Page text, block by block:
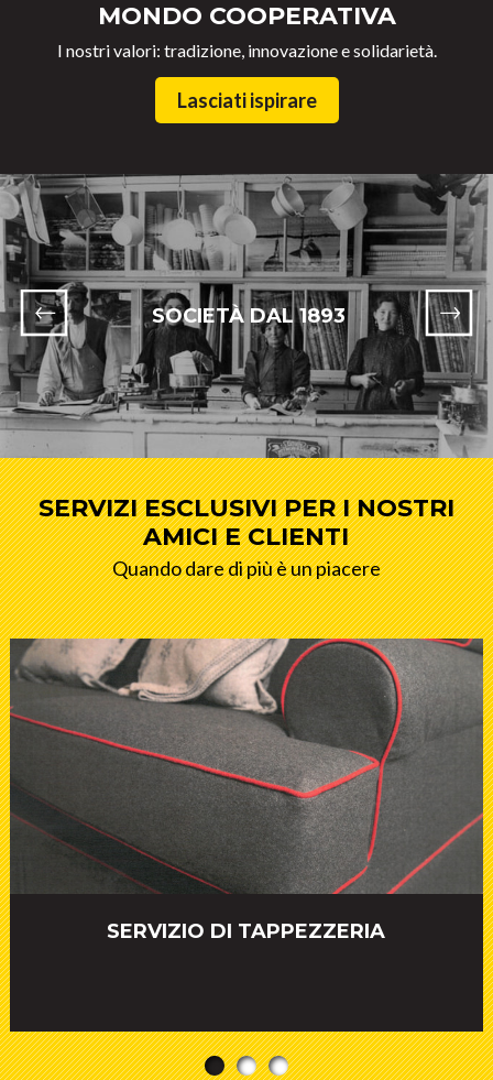
MONDO COOPERATIVA
I nostri valori: tradizione, innovazione e solidarietà.
Lasciati ispirare
SOCIETÀ DAL 1893
SERVIZI ESCLUSIVI PER I NOSTRI
AMICI E CLIENTI
Quando dare di più è un piacere
SERVIZIO DI TAPPEZZERIA